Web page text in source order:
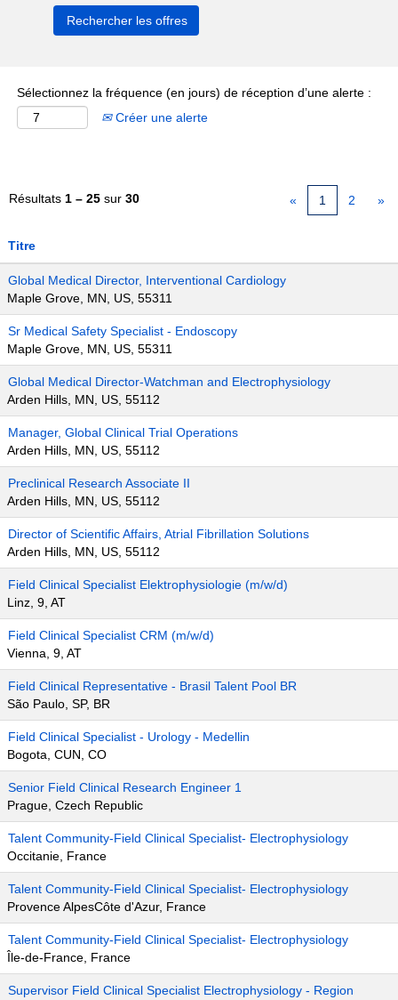
Sélectionnez la fréquence (en jours) de réception d’une alerte :
Créer une alerte
Résultats 1 – 25 sur 30 « 1 2 »
Titre
Global Medical Director, Interventional Cardiology
Maple Grove, MN, US, 55311
Sr Medical Safety Specialist - Endoscopy
Maple Grove, MN, US, 55311
Global Medical Director-Watchman and Electrophysiology
Arden Hills, MN, US, 55112
Manager, Global Clinical Trial Operations
Arden Hills, MN, US, 55112
Preclinical Research Associate II
Arden Hills, MN, US, 55112
Director of Scientific Affairs, Atrial Fibrillation Solutions
Arden Hills, MN, US, 55112
Field Clinical Specialist Elektrophysiologie (m/w/d)
Linz, 9, AT
Field Clinical Specialist CRM (m/w/d)
Vienna, 9, AT
Field Clinical Representative - Brasil Talent Pool BR
São Paulo, SP, BR
Field Clinical Specialist - Urology - Medellin
Bogota, CUN, CO
Senior Field Clinical Research Engineer 1
Prague, Czech Republic
Talent Community-Field Clinical Specialist- Electrophysiology
Occitanie, France
Talent Community-Field Clinical Specialist- Electrophysiology
Provence AlpesCôte d'Azur, France
Talent Community-Field Clinical Specialist- Electrophysiology
Île-de-France, France
Supervisor Field Clinical Specialist Electrophysiology - Region